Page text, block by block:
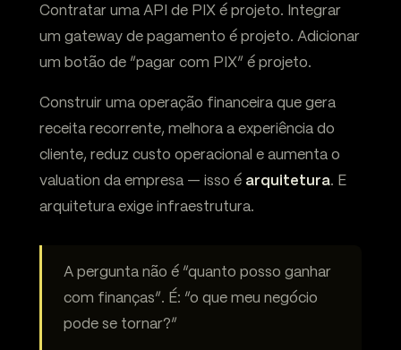
Contratar uma API de PIX é projeto. Integrar
um gateway de pagamento é projeto. Adicionar
um botão de “pagar com PIX” é projeto.
Construir uma operação financeira que gera
receita recorrente, melhora a experiência do
cliente, reduz custo operacional e aumenta o
valuation da empresa — isso é arquitetura. E
arquitetura exige infraestrutura.
A pergunta não é “quanto posso ganhar
com finanças”. É: “o que meu negócio
pode se tornar?”